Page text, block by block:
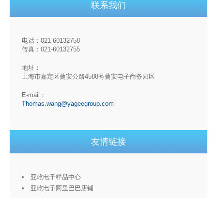
联系我们
电话：021-60132758
传真：021-60132755
地址：
上海市嘉定区曹安公路4588号曹安电子商务园区
E-mail：
Thomas.wang@yageegroup.com
友情链接
亚屹电子样品中心
亚屹电子阿里巴巴店铺